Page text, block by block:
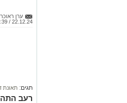
ערן ראוכר
22.12.24 / 08:39
תגים: תאונת
רעב